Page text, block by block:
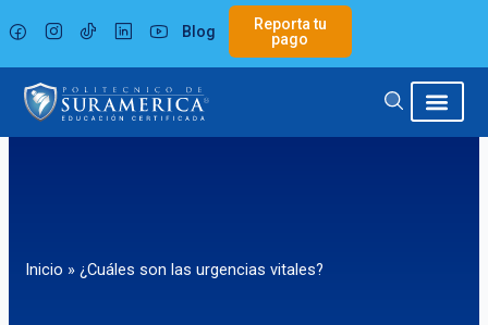
al
contenido
Blog
Reporta tu
pago
Inicio » ¿Cuáles son las urgencias vitales?